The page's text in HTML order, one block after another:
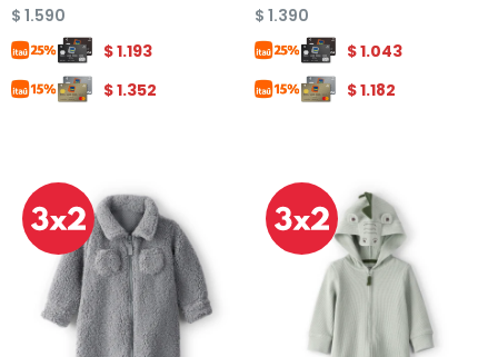
$ 1.590
$1.193
$1.352
$ 1.390
$1.043
$1.182